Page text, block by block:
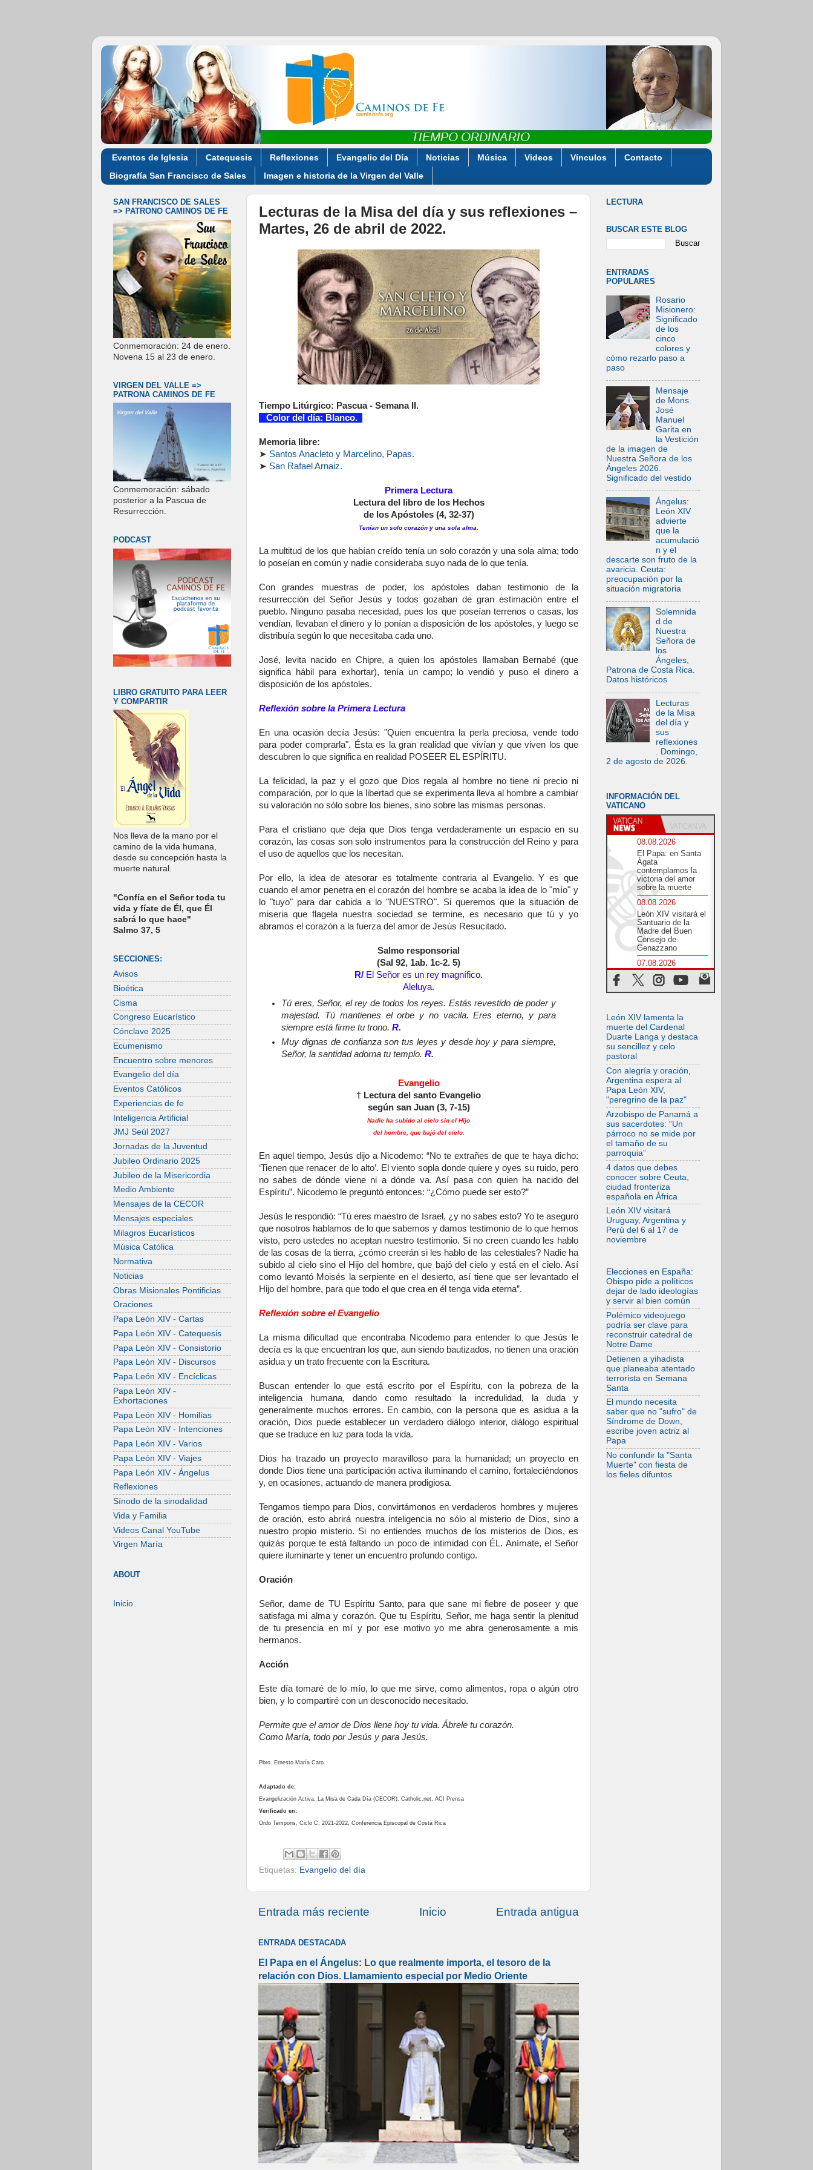
Eventos de Iglesia Catequesis Reflexiones Evangelio del Día Noticias Música Videos Vínculos
Contacto
Biografía San Francisco de Sales
Imagen e historia de la Virgen del Valle
Lecturas de la Misa del día y sus reflexiones –
Martes, 26 de abril de 2022.
Tiempo Litúrgico: Pascua - Semana II.
Color del día: Blanco.
Memoria libre:
➤ Santos Anacleto y Marcelino, Papas.
➤ San Rafael Arnaiz.
Primera Lectura
Lectura del libro de los Hechos
de los Apóstoles (4, 32-37)
Tenían un solo corazón y una sola alma.
La multitud de los que habían creído tenía un solo corazón y una sola alma; todo
lo poseían en común y nadie consideraba suyo nada de lo que tenía.
Con grandes muestras de poder, los apóstoles daban testimonio de la
resurrección del Señor Jesús y todos gozaban de gran estimación entre el
pueblo. Ninguno pasaba necesidad, pues los que poseían terrenos o casas, los
vendían, llevaban el dinero y lo ponían a disposición de los apóstoles, y luego se
distribuía según lo que necesitaba cada uno.
José, levita nacido en Chipre, a quien los apóstoles llamaban Bernabé (que
significa hábil para exhortar), tenía un campo; lo vendió y puso el dinero a
disposición de los apóstoles.
Reflexión sobre la Primera Lectura
En una ocasión decía Jesús: "Quien encuentra la perla preciosa, vende todo
para poder comprarla". Ésta es la gran realidad que vivían y que viven los que
descubren lo que significa en realidad POSEER EL ESPÍRITU.
La felicidad, la paz y el gozo que Dios regala al hombre no tiene ni precio ni
comparación, por lo que la libertad que se experimenta lleva al hombre a cambiar
su valoración no sólo sobre los bienes, sino sobre las mismas personas.
Para el cristiano que deja que Dios tenga verdaderamente un espacio en su
corazón, las cosas son solo instrumentos para la construcción del Reino y para
el uso de aquellos que los necesitan.
Por ello, la idea de atesorar es totalmente contraria al Evangelio. Y es que
cuando el amor penetra en el corazón del hombre se acaba la idea de lo "mío" y
lo "tuyo" para dar cabida a lo "NUESTRO". Si queremos que la situación de
miseria que flagela nuestra sociedad se termine, es necesario que tú y yo
abramos el corazón a la fuerza del amor de Jesús Resucitado.
Salmo responsorial
(Sal 92, 1ab. 1c-2. 5)
R/ El Señor es un rey magnífico.
Aleluya.
Tú eres, Señor, el rey de todos los reyes. Estás revestido de poder y
majestad. Tú mantienes el orbe y no vacila. Eres eterno, y para
siempre está firme tu trono.R.
Muy dignas de confianza son tus leyes y desde hoy y para siempre,
Señor, la santidad adorna tu templo.R.
Evangelio
† Lectura del santo Evangelio
según san Juan (3, 7-15)
Nadie ha subido al cielo sin el Hijo
del hombre, que bajó del cielo.
En aquel tiempo, Jesús dijo a Nicodemo: “No te extrañes de que te haya dicho:
‘Tienen que renacer de lo alto’. El viento sopla donde quiere y oyes su ruido, pero
no sabes de dónde viene ni a dónde va. Así pasa con quien ha nacido del
Espíritu”. Nicodemo le preguntó entonces: “¿Cómo puede ser esto?”
Jesús le respondió: “Tú eres maestro de Israel, ¿y no sabes esto? Yo te aseguro
que nosotros hablamos de lo que sabemos y damos testimonio de lo que hemos
visto, pero ustedes no aceptan nuestro testimonio. Si no creen cuando les hablo
de las cosas de la tierra, ¿cómo creerán si les hablo de las celestiales? Nadie ha
subido al cielo sino el Hijo del hombre, que bajó del cielo y está en el cielo. Así
como levantó Moisés la serpiente en el desierto, así tiene que ser levantado el
Hijo del hombre, para que todo el que crea en él tenga vida eterna”.
Reflexión sobre el Evangelio
La misma dificultad que encontraba Nicodemo para entender lo que Jesús le
decía es la que encuentran los que, aun siendo bautizados, no tienen una oración
asidua y un trato frecuente con la Escritura.
Buscan entender lo que está escrito por el Espíritu, con la pobreza de la
inteligencia humana, dando como resultado la incredulidad, la duda y
generalmente muchos errores. En cambio, con la persona que es asidua a la
oración, Dios puede establecer un verdadero diálogo interior, diálogo espiritual
que se traduce en luz para toda la vida.
Dios ha trazado un proyecto maravilloso para la humanidad; un proyecto en
donde Dios tiene una participación activa iluminando el camino, fortaleciéndonos
y, en ocasiones, actuando de manera prodigiosa.
Tengamos tiempo para Dios, convirtámonos en verdaderos hombres y mujeres
de oración, esto abrirá nuestra inteligencia no sólo al misterio de Dios, sino a
nuestro propio misterio. Si no entiendes muchos de los misterios de Dios, es
quizás porque te está faltando un poco de intimidad con ÉL. Anímate, el Señor
quiere iluminarte y tener un encuentro profundo contigo.
Oración
Señor, dame de TU Espíritu Santo, para que sane mi fiebre de poseer y que
satisfaga mi alma y corazón. Que tu Espíritu, Señor, me haga sentir la plenitud
de tu presencia en mí y por ese motivo yo me abra generosamente a mis
hermanos.
Acción
Este día tomaré de lo mío, lo que me sirve, como alimentos, ropa o algún otro
bien, y lo compartiré con un desconocido necesitado.
Permite que el amor de Dios llene hoy tu vida. Ábrele tu corazón.
Como María, todo por Jesús y para Jesús.
Pbro. Ernesto María Caro.
Adaptado de:
Evangelización Activa, La Misa de Cada Día (CECOR), Catholic.net, ACI Prensa
Verificado en:
Ordo Temporis, Ciclo C, 2021-2022, Conferencia Episcopal de Costa Rica
Etiquetas: Evangelio del día
Entrada más reciente Entrada antigua
Inicio
ENTRADA DESTACADA
El Papa en el Ángelus: Lo que realmente importa, el tesoro de la
relación con Dios. Llamamiento especial por Medio Oriente
SAN FRANCISCO DE SALES
=> PATRONO CAMINOS DE FE
Conmemoración: 24 de enero.
Novena 15 al 23 de enero.
VIRGEN DEL VALLE =>
PATRONA CAMINOS DE FE
Conmemoración: sábado
posterior a la Pascua de
Resurrección.
PODCAST
LIBRO GRATUITO PARA LEER
Y COMPARTIR
Nos lleva de la mano por el
camino de la vida humana,
desde su concepción hasta la
muerte natural.
"Confía en el Señor toda tu
vida y fíate de Él, que Él
sabrá lo que hace"
Salmo 37, 5
SECCIONES:
Avisos
Bioética
Cisma
Congreso Eucarístico
Cónclave 2025
Ecumenismo
Encuentro sobre menores
Evangelio del día
Eventos Católicos
Experiencias de fe
Inteligencia Artificial
JMJ Seúl 2027
Jornadas de la Juventud
Jubileo Ordinario 2025
Jubileo de la Misericordia
Medio Ambiente
Mensajes de la CECOR
Mensajes especiales
Milagros Eucarísticos
Música Católica
Normativa
Noticias
Obras Misionales Pontificias
Oraciones
Papa León XIV - Cartas
Papa León XIV - Catequesis
Papa León XIV - Consistorio
Papa León XIV - Discursos
Papa León XIV - Encíclicas
Papa León XIV -
Exhortaciones
Papa León XIV - Homilías
Papa León XIV - Intenciones
Papa León XIV - Varios
Papa León XIV - Viajes
Papa León XIV - Ángelus
Reflexiones
Sínodo de la sinodalidad
Vida y Familia
Videos Canal YouTube
Virgen María
ABOUT
Inicio
LECTURA
BUSCAR ESTE BLOG
ENTRADAS
POPULARES
Rosario
Misionero:
Significado
de los
cinco
colores y
cómo rezarlo paso a
paso
Mensaje
de Mons.
José
Manuel
Garita en
la Vestición
de la imagen de
Nuestra Señora de los
Ángeles 2026.
Significado del vestido
Ángelus:
León XIV
advierte
que la
acumulació
n y el
descarte son fruto de la
avaricia. Ceuta:
preocupación por la
situación migratoria
Solemnida
d de
Nuestra
Señora de
los
Ángeles,
Patrona de Costa Rica.
Datos históricos
Lecturas
de la Misa
del día y
sus
reflexiones
. Domingo,
2 de agosto de 2026.
INFORMACIÓN DEL
VATICANO
08.08.2026
El Papa: en Santa
Ágata
contemplamos la
victoria del amor
sobre la muerte
08.08.2026
León XIV visitará el
Santuario de la
Madre del Buen
Consejo de
Genazzano
07.08.2026
Filipinas: el
Vicariato Apostólico
de Calapán se
07.08.2026
Honduras: Los
desplazados
invisibles de una
crisis olvidada
07.08.2026
Bokalic: "En
Argentina el Papa
León señalará el
compromiso del
cristiano"
07.08.2026
La matanza de
niños en Gaza no
cesa: 300 muertos
en 300 días
07.08.2026
Tagle: La guerra
desfigura el mundo,
solo la revelación
de Dios lo
transfigura
Trienal de Arte de
las Universidades
Católicas:
«Exercises in
Empathy»
07.08.2026
Fortunatus
Nwachukwu: la
comunicación como
misión al servicio
del Evangelio
07.08.2026
voz a las religiosas
en el espacio
público
León XIV lamenta la
muerte del Cardenal
Duarte Langa y destaca
su sencillez y celo
pastoral
Con alegría y oración,
Argentina espera al
Papa León XIV,
"peregrino de la paz"
Arzobispo de Panamá a
sus sacerdotes: “Un
párroco no se mide por
el tamaño de su
parroquia”
4 datos que debes
conocer sobre Ceuta,
ciudad fronteriza
española en África
León XIV visitará
Uruguay, Argentina y
Perú del 6 al 17 de
noviembre
Elecciones en España:
Obispo pide a políticos
dejar de lado ideologías
y servir al bien común
Polémico videojuego
podría ser clave para
reconstruir catedral de
Notre Dame
Detienen a yihadista
que planeaba atentado
terrorista en Semana
Santa
El mundo necesita
saber que no "sufro" de
Síndrome de Down,
escribe joven actriz al
Papa
No confundir la "Santa
Muerte" con fiesta de
los fieles difuntos